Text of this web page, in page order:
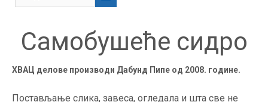
Самобушеће сидро
ХВАЦ делове производи Дабунд Пипе од 2008. године.
Постављање слика, завеса, огледала и шта све не